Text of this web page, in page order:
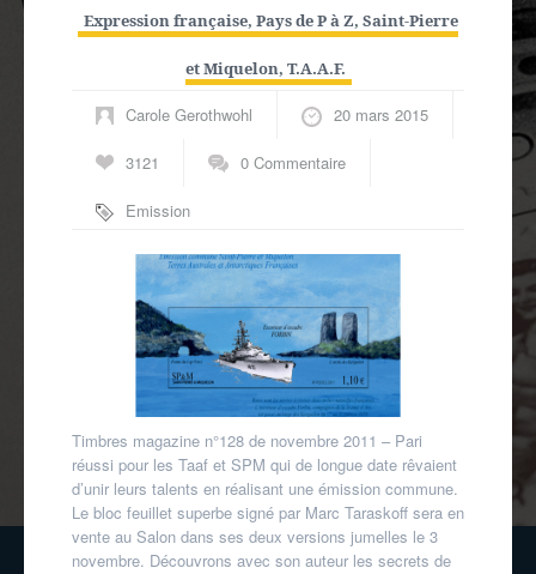
Expression française, Pays de P à Z, Saint-Pierre
et Miquelon, T.A.A.F.
Carole Gerothwohl 20 mars 2015
3121 0 Commentaire
Emission
Taraskoff,SPM,
T.A.A.F.
Timbres magazine n°128 de novembre 2011 – Pari
réussi pour les Taaf et SPM qui de longue date rêvaient
d’unir leurs talents en réalisant une émission commune.
Le bloc feuillet superbe signé par Marc Taraskoff sera en
vente au Salon dans ses deux versions jumelles le 3
novembre. Découvrons avec son auteur les secrets de